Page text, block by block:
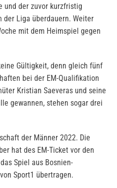
und der zuvor kurzfristig
der Liga überdauern. Weiter
mit dem Heimspiel gegen
Gültigkeit, denn gleich fünf
bei der EM-Qualifikation
Kristian Saeveras und seine
gewannen, stehen sogar drei
der Männer 2022. Die
hat des EM-Ticket vor den
Spiel aus Bosnien-
Sport1 übertragen.